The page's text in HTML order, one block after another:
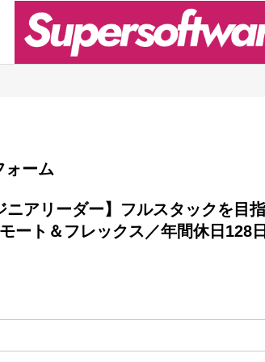
フォーム
ート＆フレックス／年間休日128日